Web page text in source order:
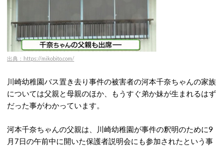
出典：https://mikobito.com/
川崎幼稚園バス置き去り事件の被害者の河本千奈ちゃんの家族
については父親と母親のほか、もうすぐ弟か妹が生まれるはず
だった事がわかっています。
河本千奈ちゃんの父親は、川崎幼稚園が事件の釈明のために9
月7日の午前中に開いた保護者説明会にも参加されたという事